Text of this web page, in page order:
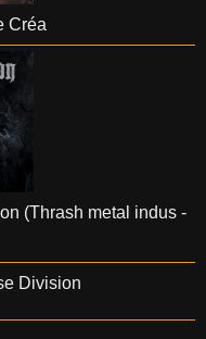
Créa
(Thrash metal indus -
Division